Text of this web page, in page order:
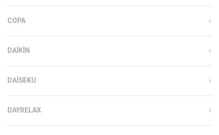
COPA
DAIKIN
DAISEKU
DAYRELAX